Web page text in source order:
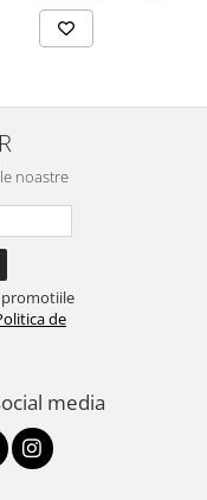
noastre
promotiile
de
media